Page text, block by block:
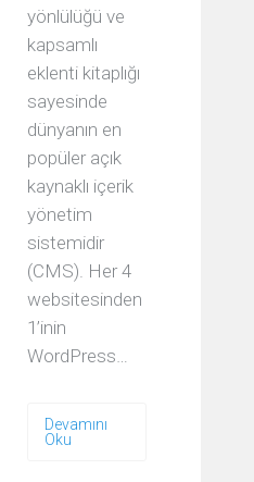
yönlülüğü ve
kapsamlı
eklenti kitaplığı
sayesinde
dünyanın en
popüler açık
kaynaklı içerik
yönetim
sistemidir
(CMS). Her 4
websitesinden
1’inin
WordPress…
Devamını
Oku